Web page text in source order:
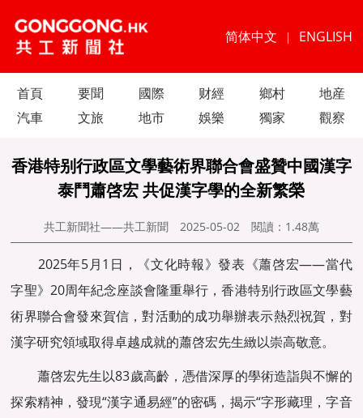
简体中文 | ENGLISH
首頁 要聞 國際 财經 鄉村
地産
汽車
文旅 地市 娛樂 獨家 觀察
香港特别行政區文學藝術界聯合會盛贊中國漢字
泰鬥蕭啓宏 共促漢字學的全新繁榮
共工新聞社——共工新聞 2025-05-02 閱讀： 1.48萬
2025年5月1日，《文化時報》發表《蕭啓宏——當代
字聖》20周年紀念座談會隆重舉行，香港特别行政區文學藝
術界聯合會發來賀信，對活動的成功舉辦表示熱烈祝賀，對
漢字研究領域取得卓越成就的蕭啓宏先生緻以崇高敬意。
蕭啓宏先生以83歲高齡，憑借深厚的學術造詣與不懈的
探索精神，發現“漢字通易經”的密碼，揭示“字形藏理，字音